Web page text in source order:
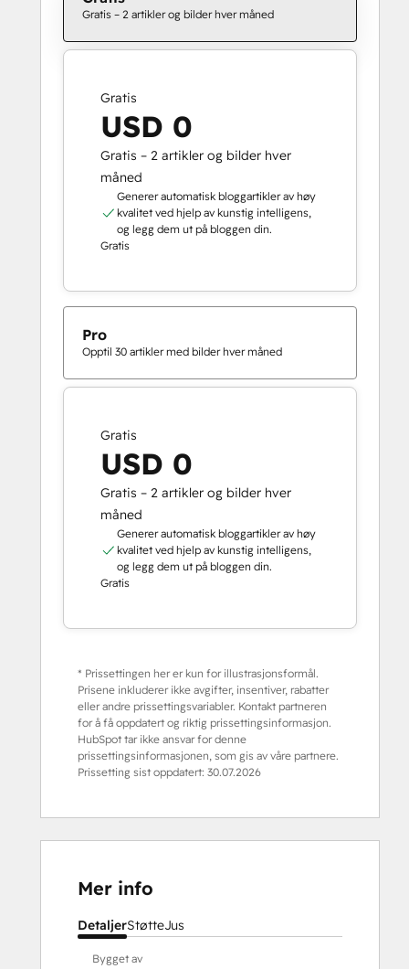
Gratis – 2 artikler og bilder hver måned
Gratis
USD 0
Gratis – 2 artikler og bilder hver
måned
Generer automatisk bloggartikler av høy
kvalitet ved hjelp av kunstig intelligens,
og legg dem ut på bloggen din.
Gratis
Pro
Opptil 30 artikler med bilder hver måned
Gratis
USD 0
Gratis – 2 artikler og bilder hver
måned
Generer automatisk bloggartikler av høy
kvalitet ved hjelp av kunstig intelligens,
og legg dem ut på bloggen din.
Gratis
* Prissettingen her er kun for illustrasjonsformål.
Prisene inkluderer ikke avgifter, insentiver, rabatter
eller andre prissettingsvariabler. Kontakt partneren
for å få oppdatert og riktig prissettingsinformasjon.
HubSpot tar ikke ansvar for denne
prissettingsinformasjonen, som gis av våre partnere.
Prissetting sist oppdatert: 30.07.2026
Mer info
DetaljerStøtteJus
Bygget av